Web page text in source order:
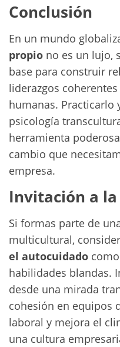
Conclusión
En un mundo
propio no es un lujo,
base para construir
liderazgos
humanas. Practicarlo
psicología
herramienta
cambio que
empresa.
Invitación a
Si formas parte de
multicultural,
el autocuidado
habilidades blandas.
desde una mirada
cohesión en equipos
laboral y mejora el
una cultura